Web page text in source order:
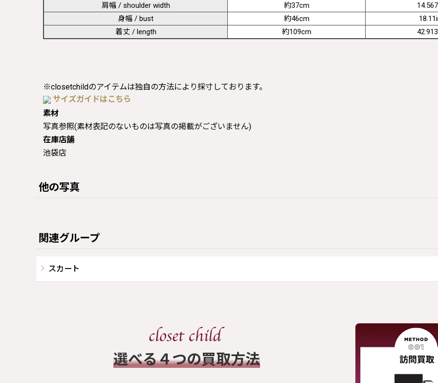
肩幅 / shoulder width
約37cm
身幅 / bust
約46cm
着丈 / length
約109cm
※closetchildのアイテムは独自の方法により採寸しております。
サイズガイドはこちら
素材
写真参照(素材表記のないものは写真の掲載がございません)
在庫店舗
池袋店
他の写真
関連グループ
スカート
​選べる４つの買取方法